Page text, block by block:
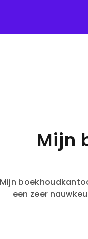
Mijn
Mijn
een zeer